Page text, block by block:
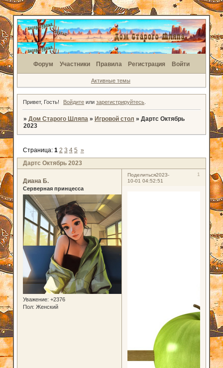
Форум Участники Правила Регистрация Войти
Активные темы
Привет, Гость! Войдите илизарегистрируйтесь
» Дом Старого Шляпа » Игровой стол » Дартс Октябрь
2023
Дартс Октябрь 2023
Страница: 1 2 3 4 5 »
Поделиться 1
2023-
10-01 04:52:51
Диана Б.
Серверная принцесса
Уважение: +2376
Пол: Женский